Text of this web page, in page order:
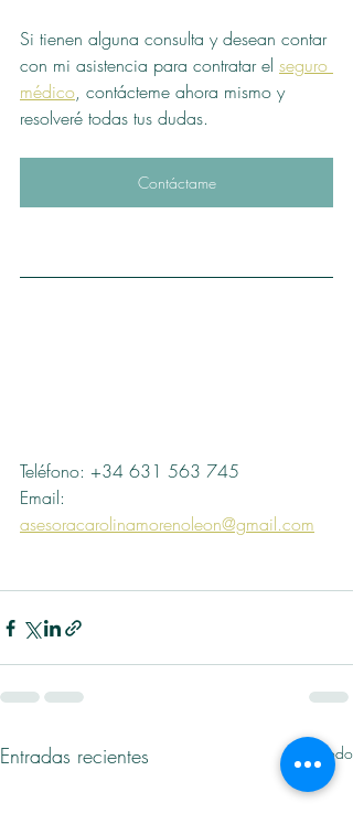
Si tienen alguna consulta y desean contar
con mi asistencia para contratar el seguro
médico, contácteme ahora mismo y
resolveré todas tus dudas.
Contáctame
Teléfono: +34 631 563 745
Email:
asesoracarolinamorenoleon@gmail.com
Entradas recientes Ver todo